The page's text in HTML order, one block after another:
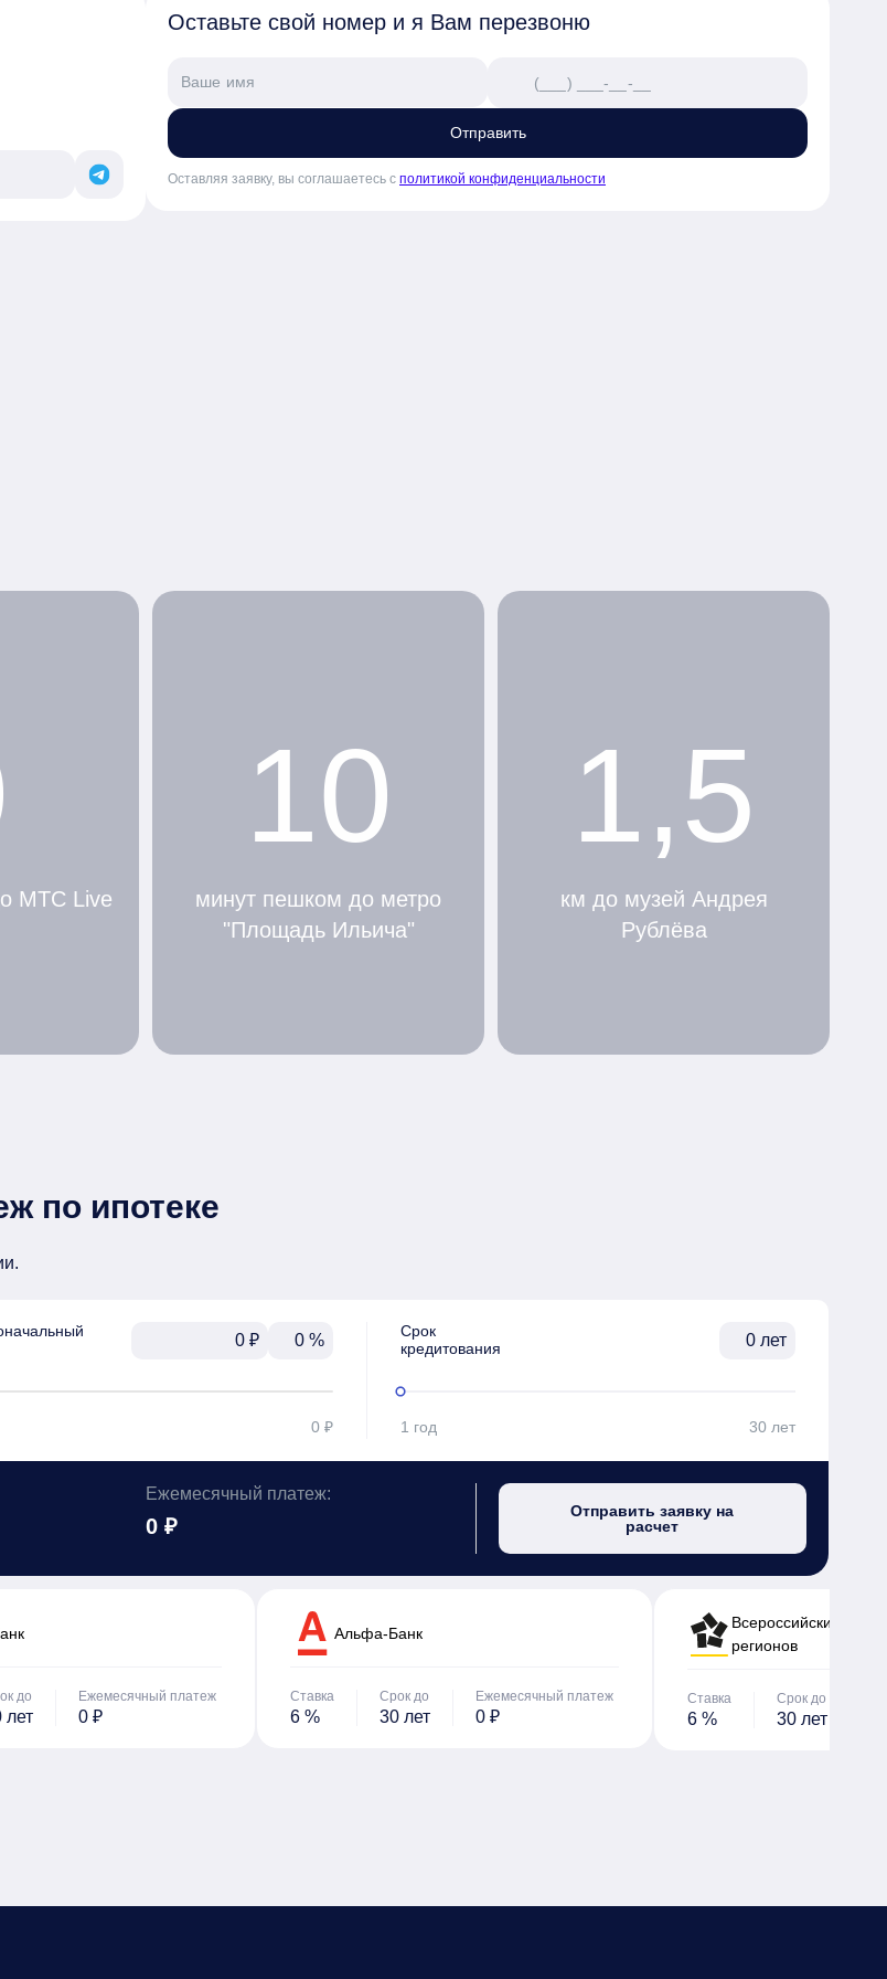
Оставьте свой номер и я Вам перезвоню
Отправить
Оставляя заявку, вы соглашаетесь с политикой конфиденциальности
МТС Live
10
минут пешком до метро
"Площадь Ильича"
1,5
км до музей Андрея
Рублёва
по ипотеке
₽ %
0 ₽
Срок
кредитования
лет
1 год 30 лет
Ежемесячный платеж:
0 ₽
Отправить заявку на
расчет
до
лет
Ежемесячный платеж
0 ₽
Альфа-Банк
Ставка
6 %
Срок до
30 лет
Ежемесячный платеж
0 ₽
Всероссийский банк
регионов
Ставка
6 %
Срок до
30 лет